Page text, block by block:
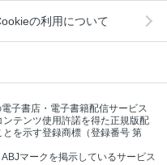
の利用について
子書店・電子書籍配信サービス
テンツ使用許諾を得た正規版配
を示す登録商標（登録番号 第
マークを掲示しているサービス